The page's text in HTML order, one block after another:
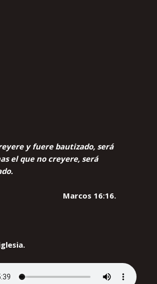
y fuere bautizado, será
el que no creyere, será
Marcos 16:16.